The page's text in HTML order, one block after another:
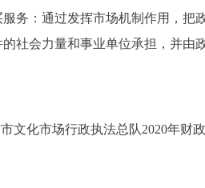
：通过发挥市场机制作用，把政
社会力量和事业单位承担，并由
文化市场行政执法总队2020年财